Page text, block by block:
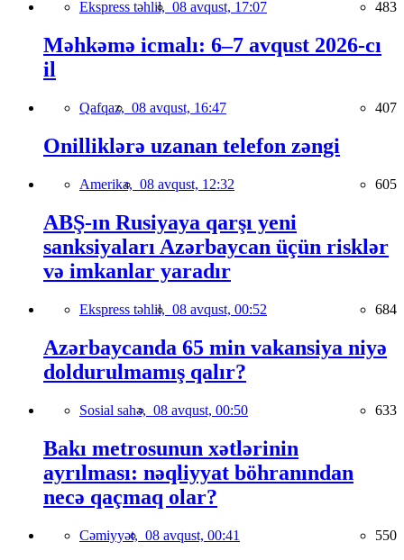
Ekspress təhlil, 08 avqust, 17:07 483
Məhkəmə icmalı: 6–7 avqust 2026-cı
il
Qafqaz, 08 avqust, 16:47 407
Onilliklərə uzanan telefon zəngi
Amerika, 08 avqust, 12:32 605
ABŞ-ın Rusiyaya qarşı yeni
sanksiyaları Azərbaycan üçün risklər
və imkanlar yaradır
Ekspress təhlil, 08 avqust, 00:52 684
Azərbaycanda 65 min vakansiya niyə
doldurulmamış qalır?
Sosial sahə, 08 avqust, 00:50 633
Bakı metrosunun xətlərinin
ayrılması: nəqliyyat böhranından
necə qaçmaq olar?
Cəmiyyət, 08 avqust, 00:41 550